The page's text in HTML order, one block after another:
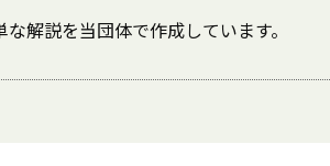
解説を当団体で作成しています。